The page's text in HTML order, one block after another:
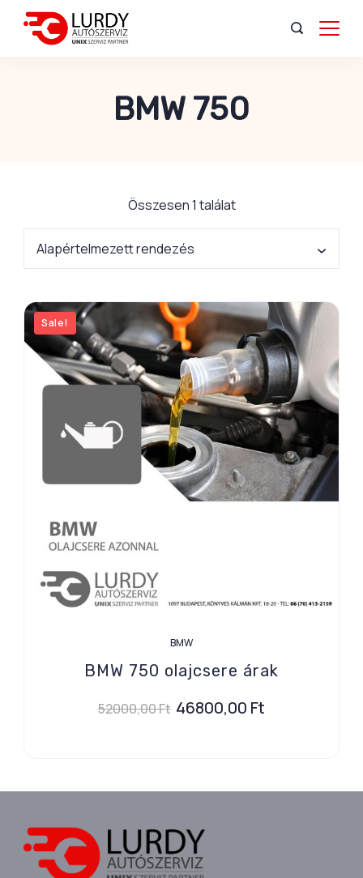
BMW 750
Összesen 1 találat
Sale!
BMW
BMW 750 olajcsere árak
52000,00Ft 46800,00 Ft